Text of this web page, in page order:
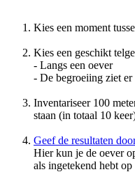
Kies een moment
Kies een geschikt
- Langs een oever
- De begroeiing ziet
Inventariseer 100
staan (in totaal 10
Geef de resultaten door
Hier kun je de oever
als ingetekend hebt op